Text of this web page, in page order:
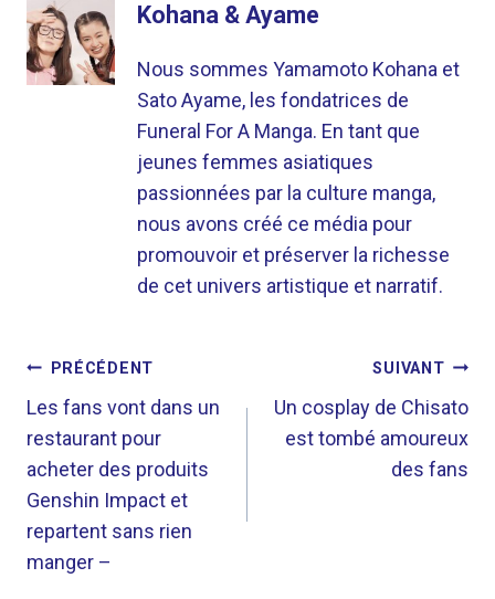
Kohana & Ayame
Nous sommes Yamamoto Kohana et
Sato Ayame, les fondatrices de
Funeral For A Manga. En tant que
jeunes femmes asiatiques
passionnées par la culture manga,
nous avons créé ce média pour
promouvoir et préserver la richesse
de cet univers artistique et narratif.
NAVIGATION
DE
L’ARTICLE
PRÉCÉDENT
Les fans vont dans un
restaurant pour
acheter des produits
Genshin Impact et
repartent sans rien
manger –
SUIVANT
Un cosplay de Chisato
est tombé amoureux
des fans